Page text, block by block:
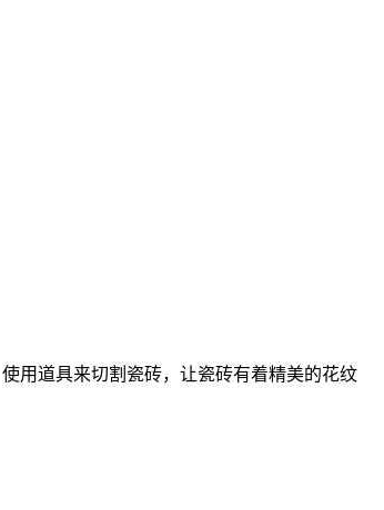
用道具来切割瓷砖，让瓷砖有着精美的花纹